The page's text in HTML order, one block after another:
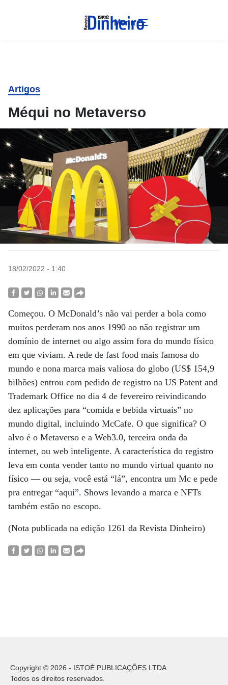
Menu
Artigos
Méqui no Metaverso
18/02/2022 - 1:40
Começou. O McDonald’s não vai perder a bola como
muitos perderam nos anos 1990 ao não registrar um
domínio de internet ou algo assim fora do mundo físico
em que viviam. A rede de fast food mais famosa do
mundo e nona marca mais valiosa do globo (US$ 154,9
bilhões) entrou com pedido de registro na US Patent and
Trademark Office no dia 4 de fevereiro reivindicando
dez aplicações para “comida e bebida virtuais” no
mundo digital, incluindo McCafe. O que significa? O
alvo é o Metaverso e a Web3.0, terceira onda da
internet, ou web inteligente. A característica do registro
leva em conta vender tanto no mundo virtual quanto no
físico — ou seja, você está “lá”, encontra um Mc e pede
pra entregar “aqui”. Shows levando a marca e NFTs
também estão no escopo.
(Nota publicada na edição 1261 da Revista Dinheiro)
Copyright © 2026 - ISTOÉ PUBLICAÇÕES LTDA
Todos os direitos reservados.